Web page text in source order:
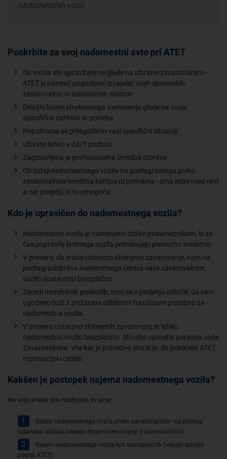
nadomestnih vozil.
Poskrbite za svoj nadomestni avto pri ATET
Do vozila ste upravičeni ne glede na izbrano zavarovalnico -
ATET je namreč pogodbeni izvajalec vseh slovenskih
zavarovalnic in asistenčnih centrov.
Deležni boste strokovnega svetovanja glede na svoje
specifične zahteve in potrebe
Popolnoma se prilagodimo vaši specifični situaciji
Uživate lahko v 24/7 podpori
Zagotovljena je profesionalna izvedba storitve
Ob izdaji nadomestnega vozila na podlagi naloga preko
zavarovalnice kreditna kartica ni potrebna - smo edini med rent
a car podjetji, ki to omogoča
Kdo je upravičen do nadomestnega vozila?
Nadomestno vozilo je namenjeno tistim posameznikom, ki za
čas popravila lastnega vozila potrebujejo prevozno sredstvo.
V primeru, da imate ustrezno sklenjeno zavarovanje, vam na
podlagi odobritve Asistenčnega centra vaše zavarovalnice,
vozilo dostavimo brezplačno.
Zaradi morebitnih poškodb, smo se v podjetju odločili, da vam
ugodimo tudi z znižanimi odbitnimi franšizami posebno za
nadomestna vozila.
V primeru ustrezno sklenjenih zavarovanj, je lahko
nadomestno vozilo brezplačno. Stroške uporabe poravna vaša
Zavarovalnica. Vse kar je potrebno storiti je, da pokličete ATET
rezervacijski center.
Kakšen je postopek najema nadomestnega vozila?
Na voljo imate dve možnosti, in sicer:
Izdaja nadomestnega vozila preko zavarovalnice - na podlagi
izdanega naloga (veljajo dogovorjeni pogoji z zavarovalnico)
Najem nadomestnega vozila kot samoplačnik (veljajo splošni
pogoji ATET)